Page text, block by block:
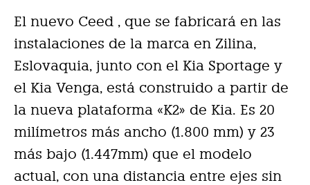
El nuevo Ceed , que se fabricará en las
instalaciones de la marca en Zilina,
Eslovaquia, junto con el Kia Sportage y
el Kia Venga, está construido a partir de
la nueva plataforma «K2» de Kia. Es 20
milímetros más ancho (1.800 mm) y 23
más bajo (1.447mm) que el modelo
actual, con una distancia entre ejes sin